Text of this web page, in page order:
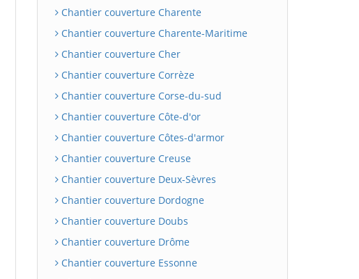
Chantier couverture Charente
Chantier couverture Charente-Maritime
Chantier couverture Cher
Chantier couverture Corrèze
Chantier couverture Corse-du-sud
Chantier couverture Côte-d'or
Chantier couverture Côtes-d'armor
Chantier couverture Creuse
Chantier couverture Deux-Sèvres
Chantier couverture Dordogne
Chantier couverture Doubs
Chantier couverture Drôme
Chantier couverture Essonne